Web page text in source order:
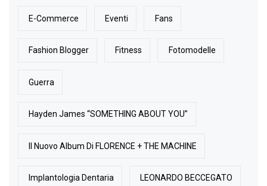
E-Commerce Eventi Fans
Fashion Blogger Fitness Fotomodelle
Guerra
Hayden James “SOMETHING ABOUT YOU”
Il Nuovo Album Di FLORENCE + THE MACHINE
Implantologia Dentaria LEONARDO BECCEGATO